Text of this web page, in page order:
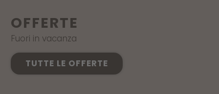
OFFERTE
Fuori in vacanza
TUTTE LE OFFERTE